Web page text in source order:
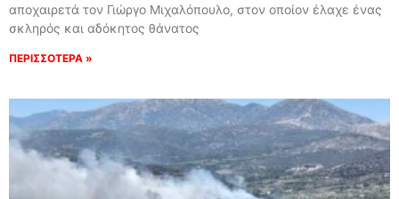
αποχαιρετά τον Γιώργο Μιχαλόπουλο, στον οποίον έλαχε ένας
σκληρός και αδόκητος θάνατος
ΠΕΡΙΣΣΟΤΕΡΑ »